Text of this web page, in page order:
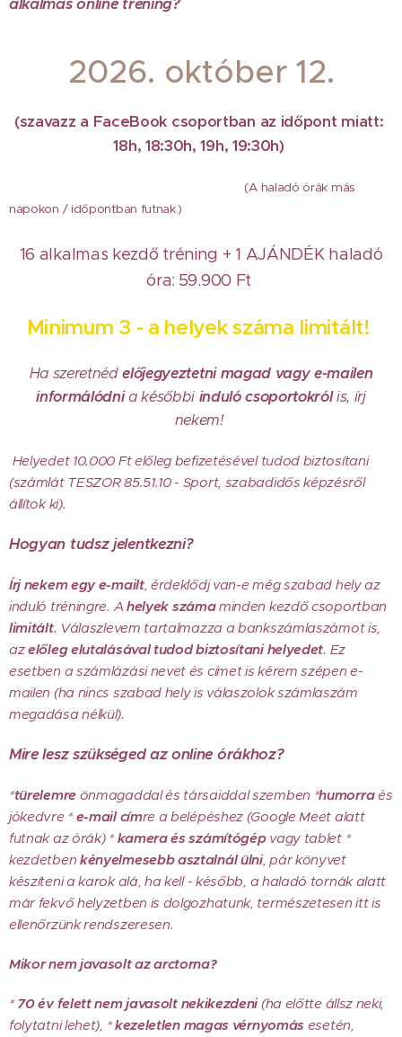
alkalmas online tréning?
2026. október 12.
(szavazz a FaceBook csoportban az időpont miatt:
18h, 18:30h, 19h, 19:30h)
(A haladó órák más
napokon / időpontban futnak.)
16 alkalmas kezdő tréning + 1 AJÁNDÉK haladó
óra: 59.900 Ft
Minimum 3 - a helyek száma limitált!
Ha szeretnédelőjegyeztetni magad vagy e-mailen
informálódnia későbbi induló csoportokrólis, írj
nekem!
Helyedet 10.000 Ft előleg befizetésével tudod biztosítani
(számlát TESZOR 85.51.10 - Sport, szabadidős képzésről
állítok ki).
Hogyan tudsz jelentkezni?
Írj nekem egy e-mailt, érdeklődj van-e még szabad hely az
induló tréningre. A helyek számaminden kezdő csoportban
limitált. Válaszlevem tartalmazza a bankszámlaszámot is,
azelőleg elutalásával tudod biztosítani helyedet. Ez
esetben a számlázási nevet és címet is kérem szépen e-
mailen (ha nincs szabad hely is válaszolok számlaszám
megadása nélkül).
Mire lesz szükséged az online órákhoz?
*türelemreönmagaddal és társaiddal szemben *humorraés
jókedvre *e-mail címre a belépéshez (Google Meet alatt
futnak az órák) *kamera és számítógépvagy tablet *
kezdetben kényelmesebb asztalnál ülni, pár könyvet
készíteni a karok alá, ha kell - később, a haladó tornák alatt
már fekvő helyzetben is dolgozhatunk, természetesen itt is
ellenőrzünk rendszeresen.
Mikor nem javasolt az arctorna?
*70 év felett nem javasolt nekikezdeni (ha előtte állsz neki,
folytatni lehet), *kezeletlen magas vérnyomás esetén,